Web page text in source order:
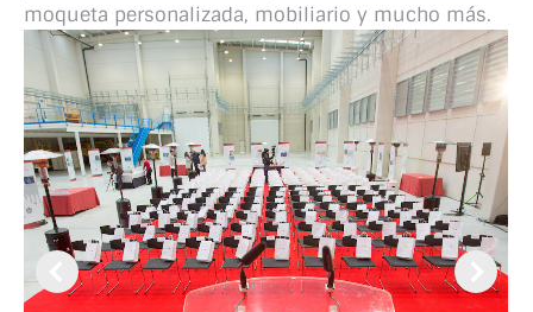
moqueta personalizada, mobiliario y mucho más.